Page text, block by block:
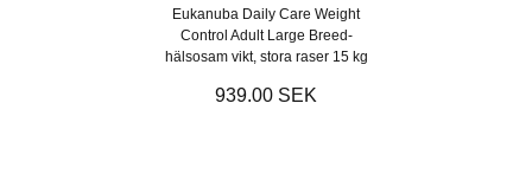
Eukanuba Daily Care Weight
Control Adult Large Breed-
hälsosam vikt, stora raser 15 kg
939.00 SEK